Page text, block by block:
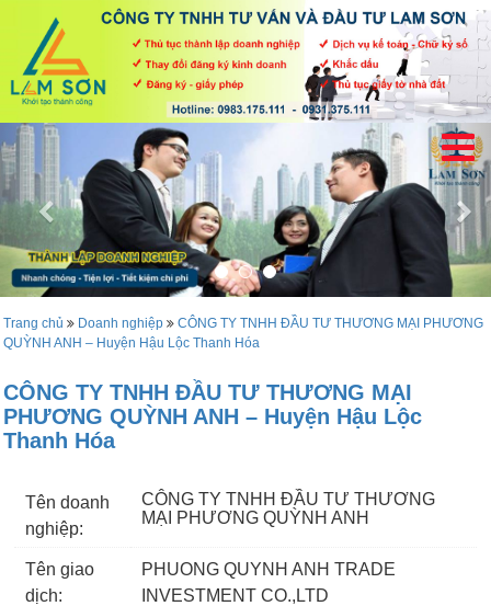
Trang chủ Doanh nghiệp
CÔNG TY TNHH ĐẦU TƯ THƯƠNG MẠI PHƯƠNG
QUỲNH ANH – Huyện Hậu Lộc Thanh Hóa
CÔNG TY TNHH ĐẦU TƯ THƯƠNG MẠI
PHƯƠNG QUỲNH ANH – Huyện Hậu Lộc
Thanh Hóa
Tên doanh
nghiệp:
CÔNG TY TNHH ĐẦU TƯ THƯƠNG
MẠI PHƯƠNG QUỲNH ANH
Tên giao
dịch:
PHUONG QUYNH ANH TRADE
INVESTMENT CO.,LTD